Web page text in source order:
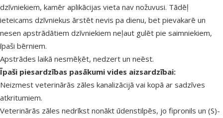
dzīvniekiem, kamēr aplikācijas vieta nav nožuvusi. Tādēļ
ieteicams dzīvniekus ārstēt nevis pa dienu, bet pievakarē un
nesen apstrādātiem dzīvniekiem neļaut gulēt pie saimniekiem,
īpaši bērniem.
Apstrādes laikā nesmēķēt, nedzert un neēst.
Īpaši piesardzības pasākumi vides aizsardzībai:
Neizmest veterinārās zāles kanalizācijā vai kopā ar sadzīves
atkritumiem.
Veterinārās zāles nedrīkst nonākt ūdenstilpēs, jo fipronils un (S)-